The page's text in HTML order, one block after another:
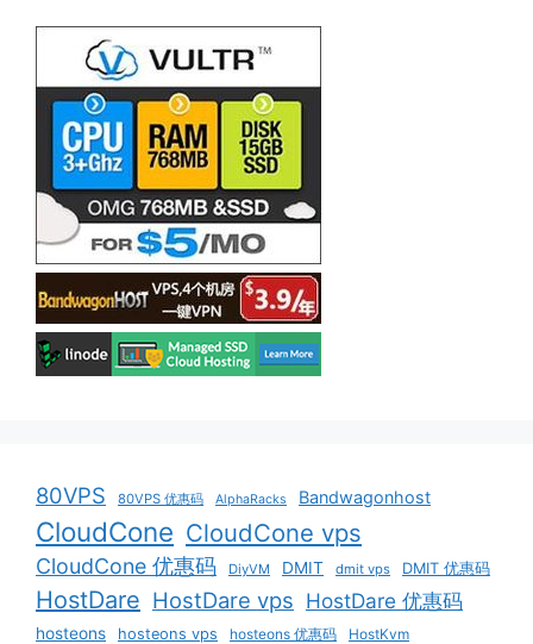
80VPS 80VPS 优惠码 AlphaRacks Bandwagonhost
CloudCone CloudCone vps
CloudCone 优惠码 DiyVM DMIT dmit vps DMIT 优惠码
HostDare HostDare vps HostDare 优惠码
hosteons hosteons vps hosteons 优惠码 HostKvm